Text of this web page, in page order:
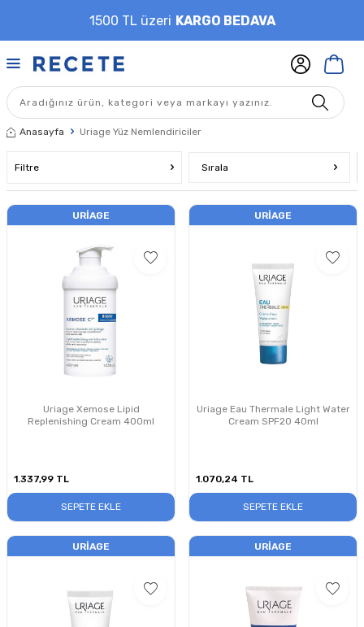
1500 TL üzeri KARGO BEDAVA
Anasayfa Uriage Yüz Nemlendiriciler
Filtre Sırala
URIAGE
Uriage Xemose Lipid
Replenishing Cream 400ml
1.337,99 TL
SEPETE EKLE
URIAGE
Uriage Eau Thermale Light Water
Cream SPF20 40ml
1.070,24 TL
SEPETE EKLE
URIAGE URIAGE